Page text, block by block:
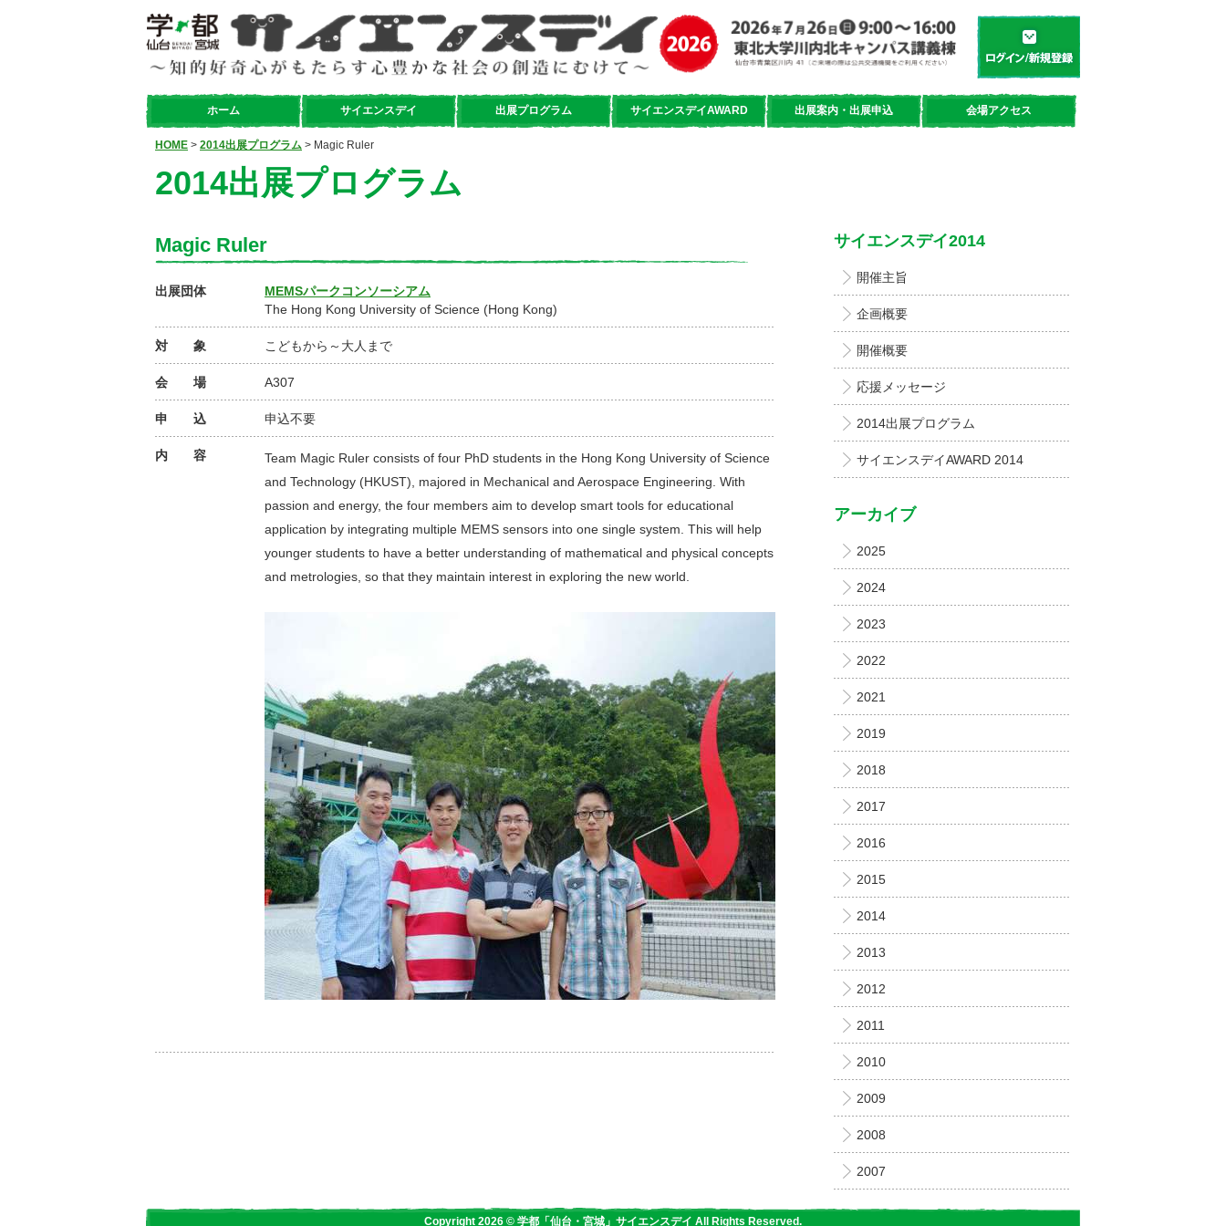
学都「仙台・宮城」サイエンスデイ
ホーム サイエンスデイ 出展プログラム サイエンスデイAWARD 出展案内・出展申込 会場アクセス
HOME > 2014出展プログラム > Magic Ruler
2014出展プログラム
Magic Ruler
出展団体
MEMSパークコンソーシアム
The Hong Kong University of Science (Hong Kong)
対 象 こどもから～大人まで
会 場 A307
申 込 申込不要
内 容
Team Magic Ruler consists of four PhD students in the Hong Kong University of Science
and Technology (HKUST), majored in Mechanical and Aerospace Engineering. With
passion and energy, the four members aim to develop smart tools for educational
application by integrating multiple MEMS sensors into one single system. This will help
younger students to have a better understanding of mathematical and physical concepts
and metrologies, so that they maintain interest in exploring the new world.
サイエンスデイ2014
開催主旨
企画概要
開催概要
応援メッセージ
2014出展プログラム
サイエンスデイAWARD 2014
アーカイブ
2025
2024
2023
2022
2021
2019
2018
2017
2016
2015
2014
2013
2012
2011
2010
2009
2008
2007
Copyright 2026 © 学都「仙台・宮城」サイエンスデイ All Rights Reserved.